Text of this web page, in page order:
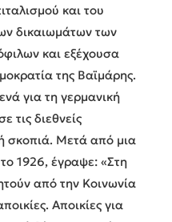
και του
δικαιωμάτων των
και εξέχουσα
της Βαϊμάρης.
για τη γερμανική
τις διεθνείς
σκοπιά. Μετά από μια
1926, έγραψε: «Στη
από την Κοινωνία
Αποικίες για